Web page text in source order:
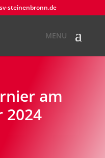
steinenbronn.de
am
2024